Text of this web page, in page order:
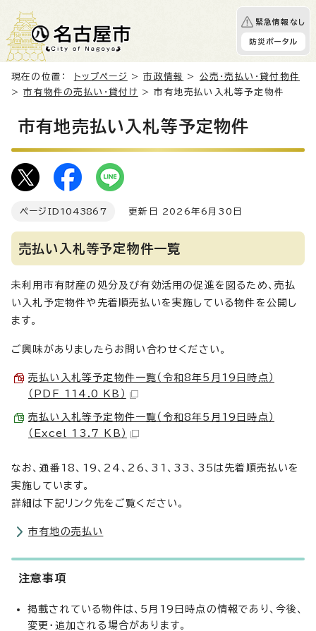
緊急情報なし
防災ポータル
現在の位置： トップページ >市政情報 > 公売・売払い・貸付物件
>市有物件の売払い・貸付け > 市有地売払い入札等予定物件
市有地売払い入札等予定物件
ページID 1043867 更新日 2026年6月30日
売払い入札等予定物件一覧
未利用市有財産の処分及び有効活用の促進を図るため、売払
い入札予定物件や先着順売払いを実施している物件を公開し
ます。
ご興味がありましたらお問い合わせください。
売払い入札等予定物件一覧（令和8年5月19日時点）
（PDF 114.0 KB）
売払い入札等予定物件一覧（令和8年5月19日時点）
（Excel 13.7 KB）
なお、通番18、19、24、26、31、33、35は先着順売払いを
実施しています。
詳細は下記リンク先をご覧ください。
市有地の売払い
注意事項
掲載されている物件は、5月19日時点の情報であり、今後、
変更・追加される場合があります。